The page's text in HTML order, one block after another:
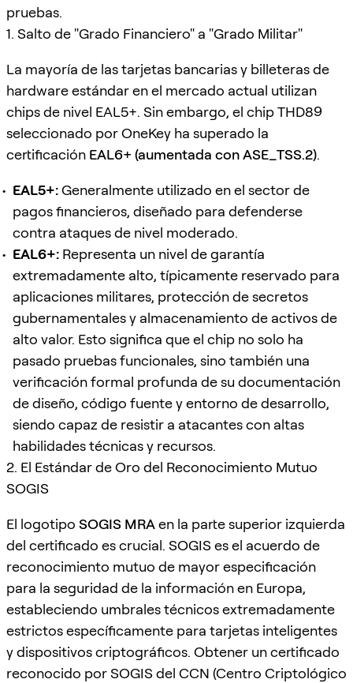
pruebas.
1. Salto de "Grado Financiero" a "Grado Militar"
La mayoría de las tarjetas bancarias y billeteras de
hardware estándar en el mercado actual utilizan
chips de nivel EAL5+. Sin embargo, el chip THD89
seleccionado por OneKey ha superado la
certificación EAL6+ (aumentada con ASE_TSS.2).
EAL5+:Generalmente utilizado en el sector de
pagos financieros, diseñado para defenderse
contra ataques de nivel moderado.
EAL6+: Representa un nivel de garantía
extremadamente alto, típicamente reservado para
aplicaciones militares, protección de secretos
gubernamentales y almacenamiento de activos de
alto valor. Esto significa que el chip no solo ha
pasado pruebas funcionales, sino también una
verificación formal profunda de su documentación
de diseño, código fuente y entorno de desarrollo,
siendo capaz de resistir a atacantes con altas
habilidades técnicas y recursos.
2. El Estándar de Oro del Reconocimiento Mutuo
SOGIS
El logotipo SOGIS MRAen la parte superior izquierda
del certificado es crucial. SOGIS es el acuerdo de
reconocimiento mutuo de mayor especificación
para la seguridad de la información en Europa,
estableciendo umbrales técnicos extremadamente
estrictos específicamente para tarjetas inteligentes
y dispositivos criptográficos. Obtener un certificado
reconocido por SOGIS del CCN (Centro Criptológico